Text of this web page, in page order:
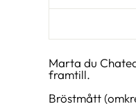
Marta du
framtill.
Bröstmått